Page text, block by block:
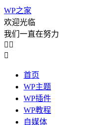
WP之家
欢迎光临
我们一直在努力
 

首页
WP主题
WP插件
WP教程
自媒体